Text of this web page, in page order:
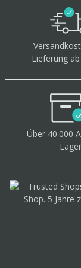
Lieferung
Über 40.000
Lager